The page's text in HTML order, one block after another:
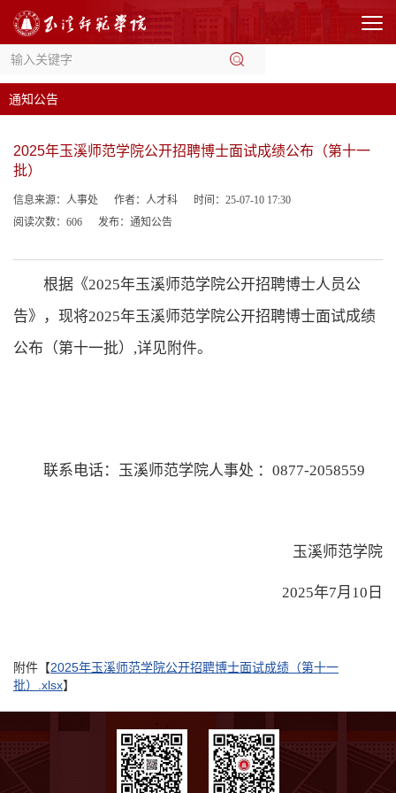
通知公告
2025年玉溪师范学院公开招聘博士面试成绩公布（第十一
批）
信息来源：人事处 作者：人才科
时间：25-07-10 17:30
阅读次数： 606 发布：通知公告
根据《2025年玉溪师范学院公开招聘博士人员公
告》，现将2025年玉溪师范学院公开招聘博士面试成绩
公布（第十一批） ,详见附件。
联系电话：玉溪师范学院人事处 ： 0877-2058559
玉溪师范学院
2025年7月10日
附件【2025年玉溪师范学院公开招聘博士面试成绩（第十一
批）.xlsx】